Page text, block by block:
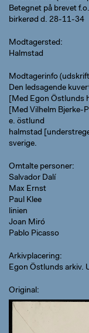
Betegnet på brevet
birkerød d. 28-11-34
Modtagersted
Halmstad
Modtagerinfo
Den ledsagende
[Med Egon
[Med Vilhelm
e. östlund
halmstad
sverige.
Omtalte personer
Salvador Dalí
Max Ernst
Paul Klee
linien
Joan Miró
Pablo Picasso
Arkivplacering
Egon Östlunds arkiv.
Original